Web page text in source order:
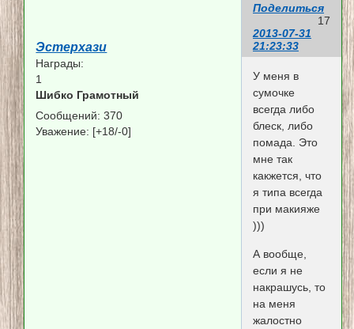
Поделиться
17
2013-07-31
21:23:33
Эстерхази
Награды:
1
Шибко Грамотный
Сообщений: 370
Уважение: [+18/-0]
У меня в
сумочке
всегда либо
блеск, либо
помада. Это
мне так
какжется, что
я типа всегда
при макияже
)))
А вообще,
если я не
накрашусь, то
на меня
жалостно